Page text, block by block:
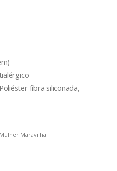
fibra siliconada,
Mulher Maravilha